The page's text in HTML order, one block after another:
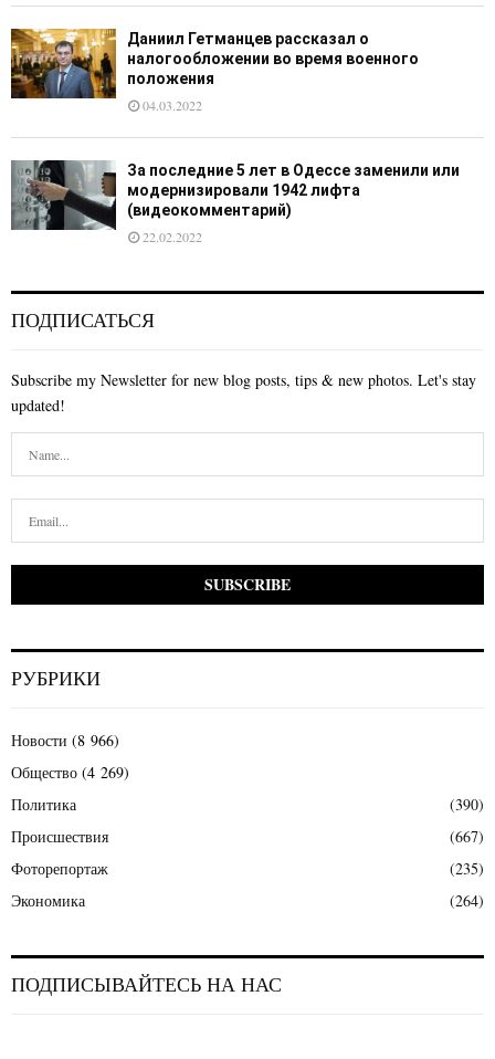
Даниил Гетманцев рассказал о
налогообложении во время военного
положения
04.03.2022
За последние 5 лет в Одессе заменили или
модернизировали 1942 лифта
(видеокомментарий)
22.02.2022
ПОДПИСАТЬСЯ
Subscribe my Newsletter for new blog posts, tips & new photos. Let's stay
updated!
РУБРИКИ
Новости (8 966)
Общество (4 269)
Политика
(390)
Происшествия
(667)
Фоторепортаж
(235)
Экономика
(264)
ПОДПИСЫВАЙТЕСЬ НА НАС